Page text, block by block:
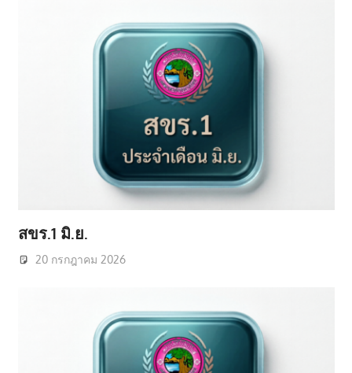
สขร.1 มิ.ย.
20 กรกฎาคม 2026